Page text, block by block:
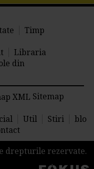
Timp
Libraria
din
Sitemap
Util Stiri
blo
drepturile rezervate.